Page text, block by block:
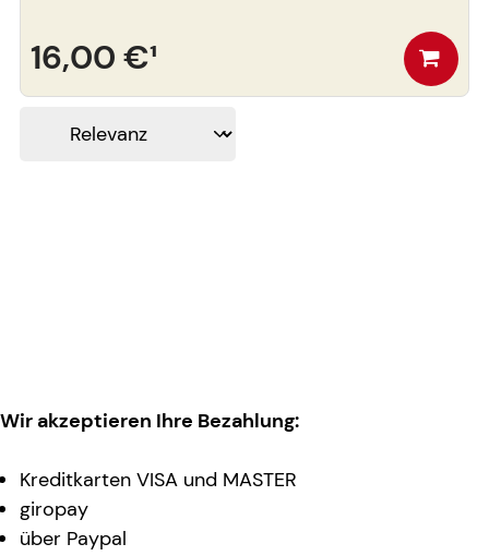
16,00 €¹
Wir akzeptieren Ihre Bezahlung:
Kreditkarten VISA und MASTER
giropay
über Paypal